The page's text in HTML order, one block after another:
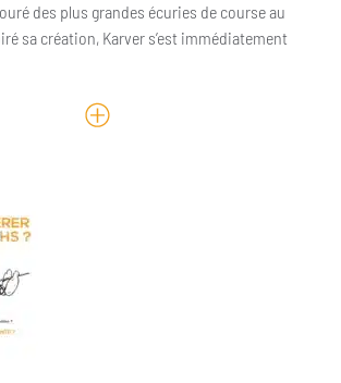
des plus grandes écuries de course au
sa création, Karver s’est immédiatement